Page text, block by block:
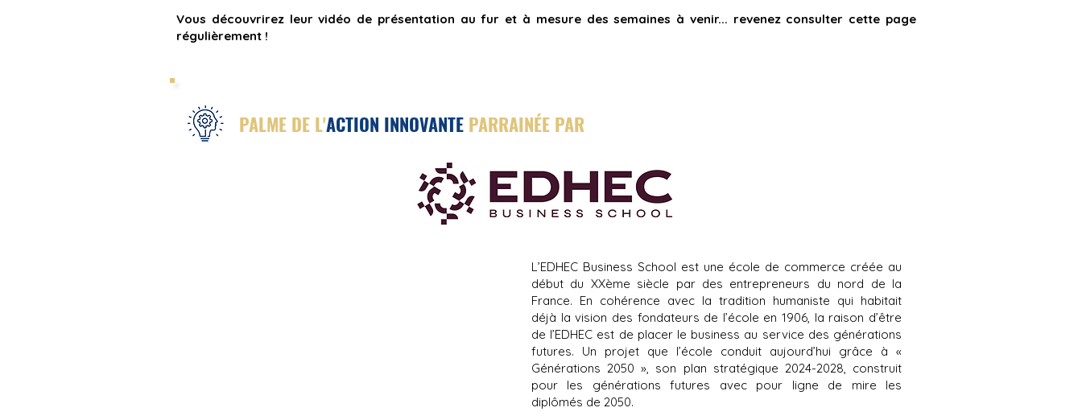
Vous découvrirez leur vidéo de présentation au fur et à mesure des semaines à venir... revenez consulter cette page
régulièrement !
PALME DE L'ACTION INNOVANTE PARRAINÉE PAR
L’EDHEC Business School est une école de commerce créée au
début du XXème siècle par des entrepreneurs du nord de la
France. En cohérence avec la tradition humaniste qui habitait
déjà la vision des fondateurs de l’école en 1906, la raison d’être
de l’EDHEC est de placer le business au service des générations
futures. Un projet que l’école conduit aujourd’hui grâce à «
Générations 2050 », son plan stratégique 2024-2028, construit
pour les générations futures avec pour ligne de mire les
diplômés de 2050.